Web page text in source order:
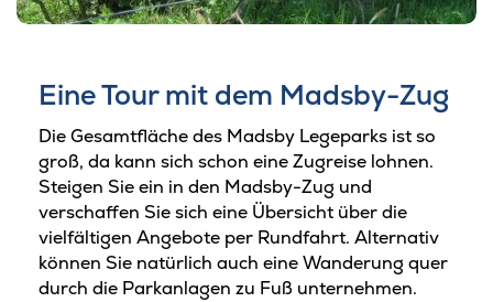
Eine Tour mit dem Madsby-Zug
Die Gesamtfläche des Madsby Legeparks ist so
groß, da kann sich schon eine Zugreise lohnen.
Steigen Sie ein in den Madsby-Zug und
verschaffen Sie sich eine Übersicht über die
vielfältigen Angebote per Rundfahrt. Alternativ
können Sie natürlich auch eine Wanderung quer
durch die Parkanlagen zu Fuß unternehmen.